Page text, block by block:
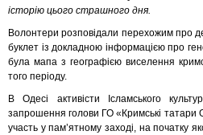
історію цього страшного дня.
Волонтери розповідали перехожим про
буклет із докладною інформацією про
була мапа з географією виселення
того періоду.
В Одесі активісти Ісламського
запрошення голови ГО «Кримські
участь у пам’ятному заході, на початку